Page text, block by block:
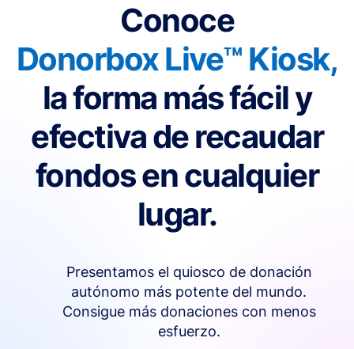
Conoce
Donorbox Live™ Kiosk,
la forma más fácil y
efectiva de recaudar
fondos en cualquier
lugar.
Presentamos el quiosco de donación
autónomo más potente del mundo.
Consigue más donaciones con menos
esfuerzo.